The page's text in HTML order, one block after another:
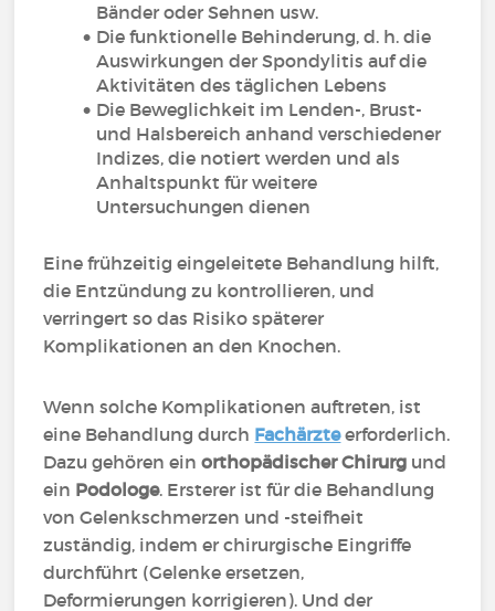
Bänder oder Sehnen usw.
Die funktionelle Behinderung, d. h. die
Auswirkungen der Spondylitis auf die
Aktivitäten des täglichen Lebens
Die Beweglichkeit im Lenden-, Brust-
und Halsbereich anhand verschiedener
Indizes, die notiert werden und als
Anhaltspunkt für weitere
Untersuchungen dienen
Eine frühzeitig eingeleitete Behandlung hilft,
die Entzündung zu kontrollieren, und
verringert so das Risiko späterer
Komplikationen an den Knochen.
Wenn solche Komplikationen auftreten, ist
eine Behandlung durch Fachärzteerforderlich.
Dazu gehören einorthopädischer Chirurg und
ein Podologe. Ersterer ist für die Behandlung
von Gelenkschmerzen und -steifheit
zuständig, indem er chirurgische Eingriffe
durchführt (Gelenke ersetzen,
Deformierungen korrigieren). Und der